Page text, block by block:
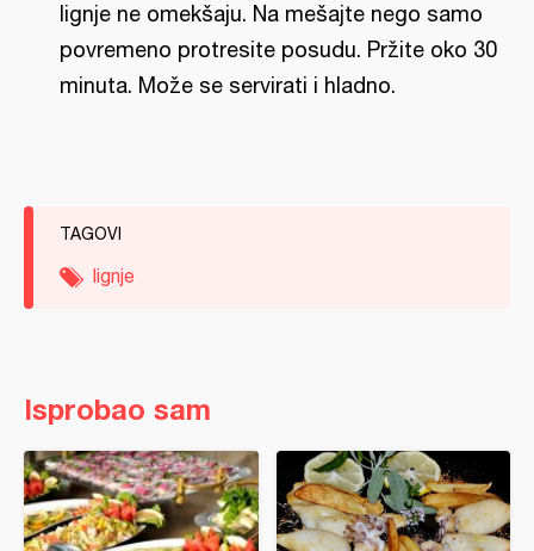
lignje ne omekšaju. Na mešajte nego samo
povremeno protresite posudu. Pržite oko 30
minuta. Može se servirati i hladno.
TAGOVI
lignje
Isprobao sam